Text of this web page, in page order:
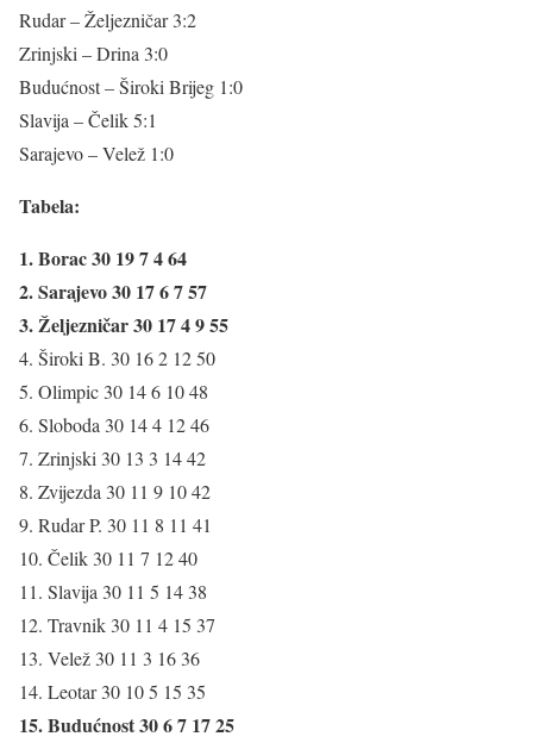
Rudar – Željezničar 3:2
Zrinjski – Drina 3:0
Budućnost – Široki Brijeg 1:0
Slavija – Čelik 5:1
Sarajevo – Velež 1:0
Tabela:
1. Borac 30 19 7 4 64
2. Sarajevo 30 17 6 7 57
3. Željezničar 30 17 4 9 55
4. Široki B. 30 16 2 12 50
5. Olimpic 30 14 6 10 48
6. Sloboda 30 14 4 12 46
7. Zrinjski 30 13 3 14 42
8. Zvijezda 30 11 9 10 42
9. Rudar P. 30 11 8 11 41
10. Čelik 30 11 7 12 40
11. Slavija 30 11 5 14 38
12. Travnik 30 11 4 15 37
13. Velež 30 11 3 16 36
14. Leotar 30 10 5 15 35
15. Budućnost 30 6 7 17 25